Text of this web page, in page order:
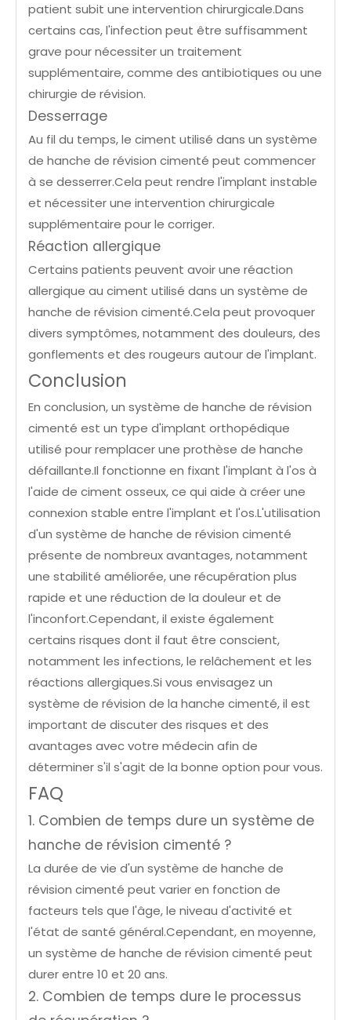
patient subit une intervention chirurgicale.Dans
certains cas, l'infection peut être suffisamment
grave pour nécessiter un traitement
supplémentaire, comme des antibiotiques ou une
chirurgie de révision.
Desserrage
Au fil du temps, le ciment utilisé dans un système
de hanche de révision cimenté peut commencer
à se desserrer.Cela peut rendre l'implant instable
et nécessiter une intervention chirurgicale
supplémentaire pour le corriger.
Réaction allergique
Certains patients peuvent avoir une réaction
allergique au ciment utilisé dans un système de
hanche de révision cimenté.Cela peut provoquer
divers symptômes, notamment des douleurs, des
gonflements et des rougeurs autour de l'implant.
Conclusion
En conclusion, un système de hanche de révision
cimenté est un type d'implant orthopédique
utilisé pour remplacer une prothèse de hanche
défaillante.Il fonctionne en fixant l'implant à l'os à
l'aide de ciment osseux, ce qui aide à créer une
connexion stable entre l'implant et l'os.L'utilisation
d'un système de hanche de révision cimenté
présente de nombreux avantages, notamment
une stabilité améliorée, une récupération plus
rapide et une réduction de la douleur et de
l'inconfort.Cependant, il existe également
certains risques dont il faut être conscient,
notamment les infections, le relâchement et les
réactions allergiques.Si vous envisagez un
système de révision de la hanche cimenté, il est
important de discuter des risques et des
avantages avec votre médecin afin de
déterminer s'il s'agit de la bonne option pour vous.
FAQ
1. Combien de temps dure un système de
hanche de révision cimenté ?
La durée de vie d'un système de hanche de
révision cimenté peut varier en fonction de
facteurs tels que l'âge, le niveau d'activité et
l'état de santé général.Cependant, en moyenne,
un système de hanche de révision cimenté peut
durer entre 10 et 20 ans.
2. Combien de temps dure le processus